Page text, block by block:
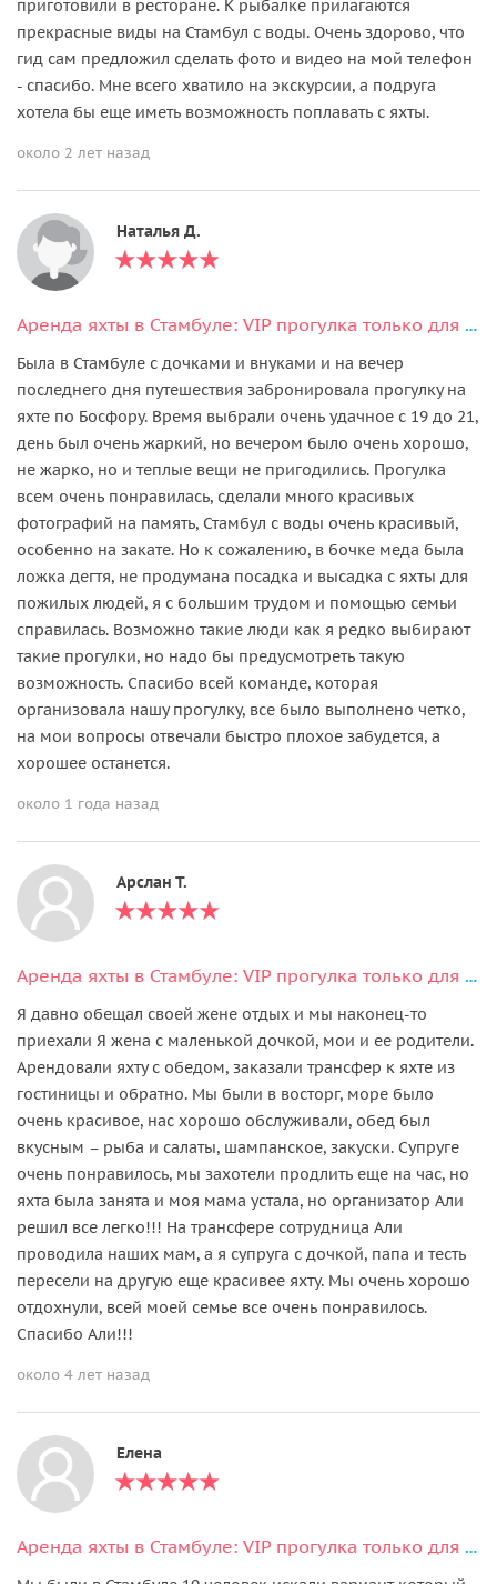
приготовили в ресторане. К рыбалке прилагаются
прекрасные виды на Стамбул с воды. Очень здорово, что
гид сам предложил сделать фото и видео на мой телефон
- спасибо. Мне всего хватило на экскурсии, а подруга
хотела бы еще иметь возможность поплавать с яхты.
около 2 лет назад
Наталья Д.
Аренда яхты в Стамбуле: VIP прогулка только для вашей компании
Была в Стамбуле с дочками и внуками и на вечер
последнего дня путешествия забронировала прогулку на
яхте по Босфору. Время выбрали очень удачное с 19 до 21,
день был очень жаркий, но вечером было очень хорошо,
не жарко, но и теплые вещи не пригодились. Прогулка
всем очень понравилась, сделали много красивых
фотографий на память, Стамбул с воды очень красивый,
особенно на закате. Но к сожалению, в бочке меда была
ложка дегтя, не продумана посадка и высадка с яхты для
пожилых людей, я с большим трудом и помощью семьи
справилась. Возможно такие люди как я редко выбирают
такие прогулки, но надо бы предусмотреть такую
возможность. Спасибо всей команде, которая
организовала нашу прогулку, все было выполнено четко,
на мои вопросы отвечали быстро плохое забудется, а
хорошее останется.
около 1 года назад
Арслан Т.
Аренда яхты в Стамбуле: VIP прогулка только для вашей компании
Я давно обещал своей жене отдых и мы наконец-то
приехали Я жена с маленькой дочкой, мои и ее родители.
Арендовали яхту с обедом, заказали трансфер к яхте из
гостиницы и обратно. Мы были в восторг, море было
очень красивое, нас хорошо обслуживали, обед был
вкусным – рыба и салаты, шампанское, закуски. Супруге
очень понравилось, мы захотели продлить еще на час, но
яхта была занята и моя мама устала, но организатор Али
решил все легко!!! На трансфере сотрудница Али
проводила наших мам, а я супруга с дочкой, папа и тесть
пересели на другую еще красивее яхту. Мы очень хорошо
отдохнули, всей моей семье все очень понравилось.
Спасибо Али!!!
около 4 лет назад
Елена
Аренда яхты в Стамбуле: VIP прогулка только для вашей компании